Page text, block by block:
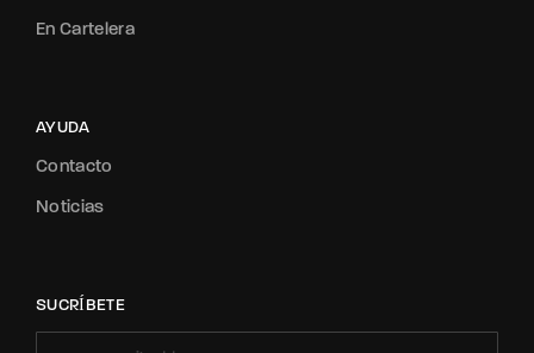
En Cartelera
AYUDA
Contacto
Noticias
SUCRÍBETE